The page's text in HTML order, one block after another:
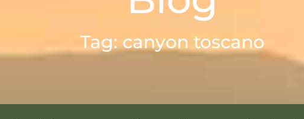
Tag: canyon toscano